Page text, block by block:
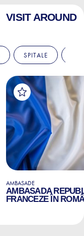
VISIT AROUND
SPITALE
AMBASADE
AMBASADA
FRANCEZE ÎN